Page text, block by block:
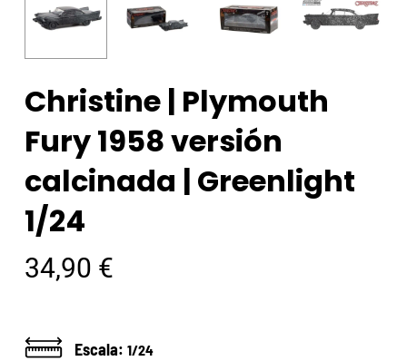
Christine | Plymouth
Fury 1958 versión
calcinada | Greenlight
1/24
34,90 €
Escala: 1/24